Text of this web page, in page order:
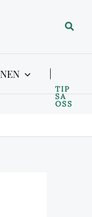
Sök
TIP
SA
OSS